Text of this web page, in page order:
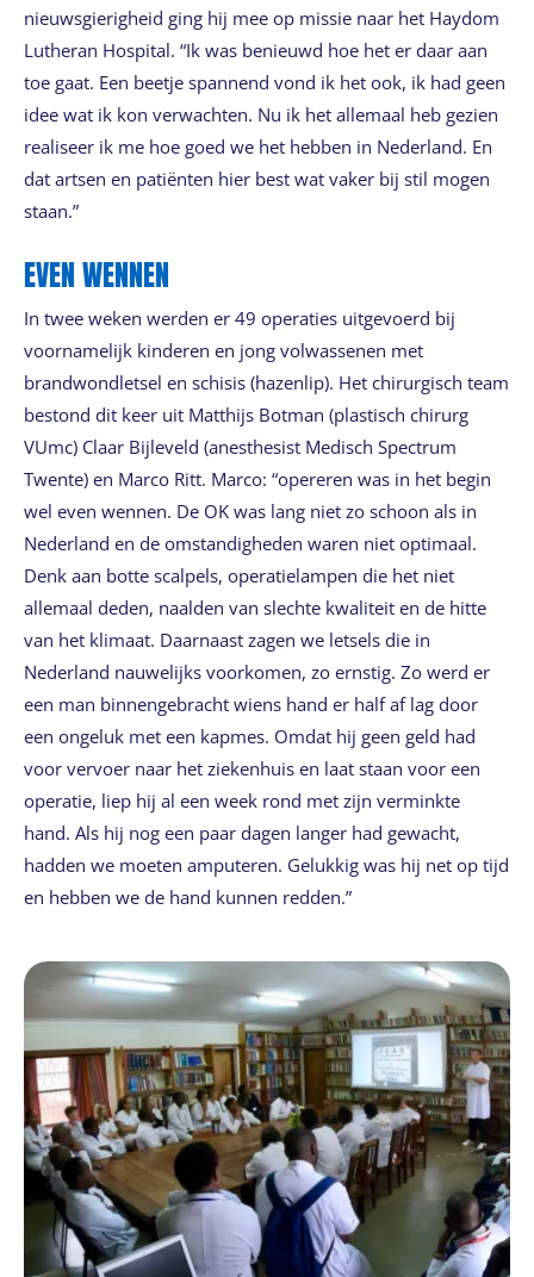
nieuwsgierigheid ging hij mee op missie naar het Haydom
Lutheran Hospital. “Ik was benieuwd hoe het er daar aan
toe gaat. Een beetje spannend vond ik het ook, ik had geen
idee wat ik kon verwachten. Nu ik het allemaal heb gezien
realiseer ik me hoe goed we het hebben in Nederland. En
dat artsen en patiënten hier best wat vaker bij stil mogen
staan.”
EVEN WENNEN
In twee weken werden er 49 operaties uitgevoerd bij
voornamelijk kinderen en jong volwassenen met
brandwondletsel en schisis (hazenlip). Het chirurgisch team
bestond dit keer uit Matthijs Botman (plastisch chirurg
VUmc) Claar Bijleveld (anesthesist Medisch Spectrum
Twente) en Marco Ritt. Marco: “opereren was in het begin
wel even wennen. De OK was lang niet zo schoon als in
Nederland en de omstandigheden waren niet optimaal.
Denk aan botte scalpels, operatielampen die het niet
allemaal deden, naalden van slechte kwaliteit en de hitte
van het klimaat. Daarnaast zagen we letsels die in
Nederland nauwelijks voorkomen, zo ernstig. Zo werd er
een man binnengebracht wiens hand er half af lag door
een ongeluk met een kapmes. Omdat hij geen geld had
voor vervoer naar het ziekenhuis en laat staan voor een
operatie, liep hij al een week rond met zijn verminkte
hand. Als hij nog een paar dagen langer had gewacht,
hadden we moeten amputeren. Gelukkig was hij net op tijd
en hebben we de hand kunnen redden.”